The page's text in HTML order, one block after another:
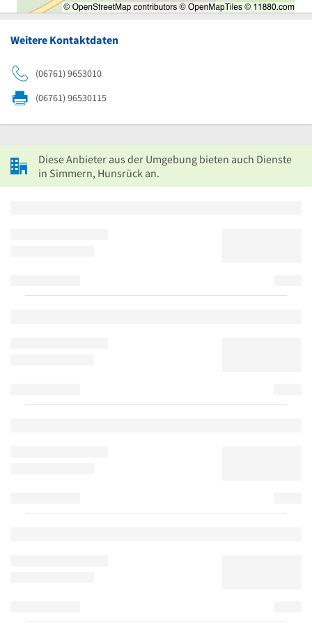
Weitere Kontaktdaten
(06761) 9653010
(06761) 96530115
Diese Anbieter aus der Umgebung bieten auch Dienste
in Simmern, Hunsrück an.